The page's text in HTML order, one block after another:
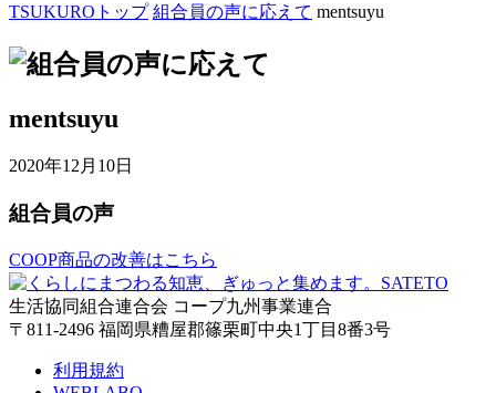
TSUKUROトップ 組合員の声に応えて mentsuyu
mentsuyu
2020年12月10日
組合員の声
COOP商品の改善はこちら
生活協同組合連合会 コープ九州事業連合
〒811-2496 福岡県糟屋郡篠栗町中央1丁目8番3号
利用規約